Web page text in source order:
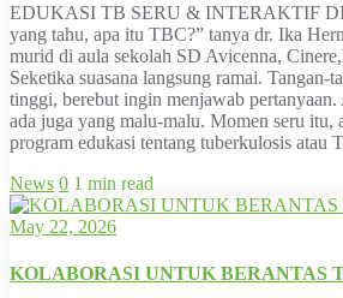
EDUKASI TB SERU & INTERAKTIF
yang tahu, apa itu TBC?” tanya dr. Ika
murid di aula sekolah SD Avicenna,
Seketika suasana langsung ramai. Tangan-
tinggi, berebut ingin menjawab
ada juga yang malu-malu. Momen seru itu,
program edukasi tentang tuberkulosis atau
News 0 1 min read
May 22, 2026
KOLABORASI UNTUK BERANTAS